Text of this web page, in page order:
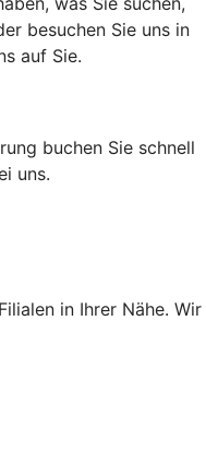
besuchen Sie uns in
auf Sie.
buchen Sie schnell
uns.
in Ihrer Nähe. Wir